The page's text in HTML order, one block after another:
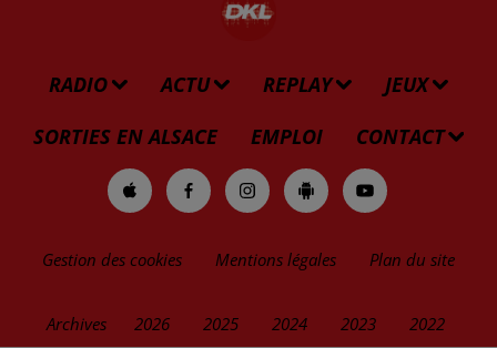
RADIO ACTU REPLAY
JEUX
SORTIES EN ALSACE
EMPLOI CONTACT
Gestion des cookies Mentions légales Plan du site
Archives 2026 2025 2024 2023 2022